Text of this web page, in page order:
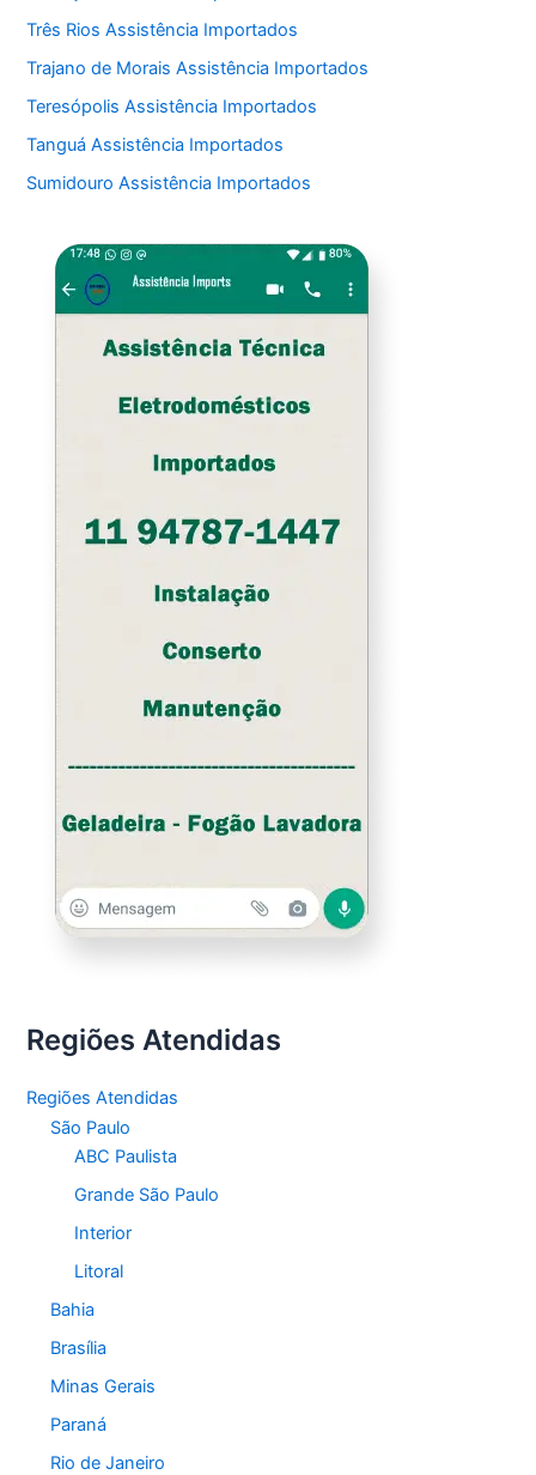
Três Rios Assistência Importados
Trajano de Morais Assistência Importados
Teresópolis Assistência Importados
Tanguá Assistência Importados
Sumidouro Assistência Importados
Regiões Atendidas
Regiões Atendidas
São Paulo
ABC Paulista
Grande São Paulo
Interior
Litoral
Bahia
Brasília
Minas Gerais
Paraná
Rio de Janeiro